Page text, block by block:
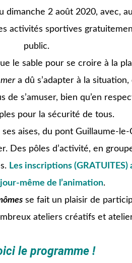
dimanche 2 août 2020, avec,
activités sportives
public.
le sable pour se croire à la
a dû s’adapter à la
s’amuser, bien qu’en
pour la sécurité de tous.
ses aises, du pont Guillaume-
Des pôles d’activité, en
Les inscriptions
même de l’animation.
se fait un plaisir de
ateliers créatifs et
le programme !